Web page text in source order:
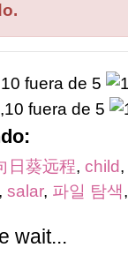
日葵远程, child,
, salar, 파일 탐색,
wait...